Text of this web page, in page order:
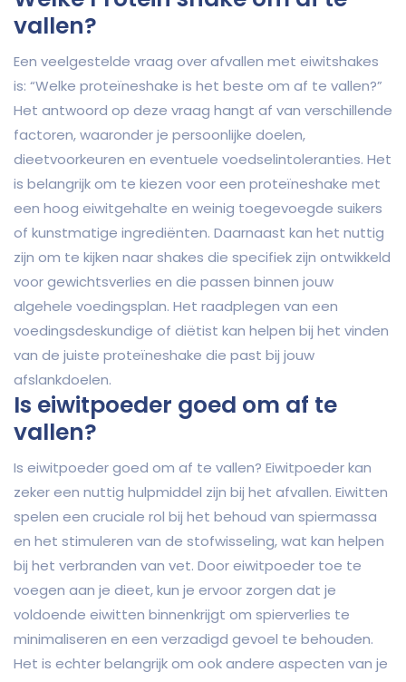
vallen?
Een veelgestelde vraag over afvallen met eiwitshakes
is: “Welke proteïneshake is het beste om af te vallen?”
Het antwoord op deze vraag hangt af van verschillende
factoren, waaronder je persoonlijke doelen,
dieetvoorkeuren en eventuele voedselintoleranties. Het
is belangrijk om te kiezen voor een proteïneshake met
een hoog eiwitgehalte en weinig toegevoegde suikers
of kunstmatige ingrediënten. Daarnaast kan het nuttig
zijn om te kijken naar shakes die specifiek zijn ontwikkeld
voor gewichtsverlies en die passen binnen jouw
algehele voedingsplan. Het raadplegen van een
voedingsdeskundige of diëtist kan helpen bij het vinden
van de juiste proteïneshake die past bij jouw
afslankdoelen.
Is eiwitpoeder goed om af te
vallen?
Is eiwitpoeder goed om af te vallen? Eiwitpoeder kan
zeker een nuttig hulpmiddel zijn bij het afvallen. Eiwitten
spelen een cruciale rol bij het behoud van spiermassa
en het stimuleren van de stofwisseling, wat kan helpen
bij het verbranden van vet. Door eiwitpoeder toe te
voegen aan je dieet, kun je ervoor zorgen dat je
voldoende eiwitten binnenkrijgt om spierverlies te
minimaliseren en een verzadigd gevoel te behouden.
Het is echter belangrijk om ook andere aspecten van je